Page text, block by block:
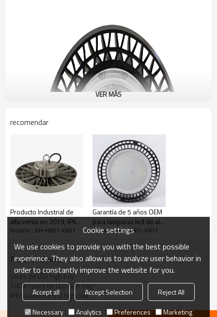
VER MÁS
recomendar
Producto Industrial de
alta venta en 2019, IP65
100W, 150W, 200W, luz
modelo : BH-HB01-XX01
Garantía de 5 años OEM
para lámparas led de alta
altura de 150w con
voltios
modelo : BH-HB01-XX01
Palabras Claves
Luces de LED high bay
100w Luces de LED high bay
IP65 Luces de LED high bay
Cookie settings
We use cookies to provide you with the best possible
experience. They also allow us to analyze user behavior in
order to constantly improve the website for you.
Accept all Accept Selection
Reject All
Necessary
Analytics Preferences Marketing